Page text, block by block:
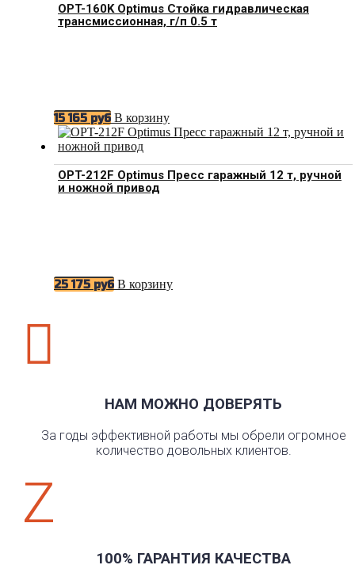
OPT-160K Optimus Стойка гидравлическая
трансмиссионная, г/п 0.5 т
15 165 руб В корзину
OPT-212F Optimus Пресс гаражный 12 т, ручной
и ножной привод
25 175 руб В корзину

НАМ МОЖНО ДОВЕРЯТЬ
За годы эффективной работы мы обрели огромное
количество довольных клиентов.
Z
100% ГАРАНТИЯ КАЧЕСТВА